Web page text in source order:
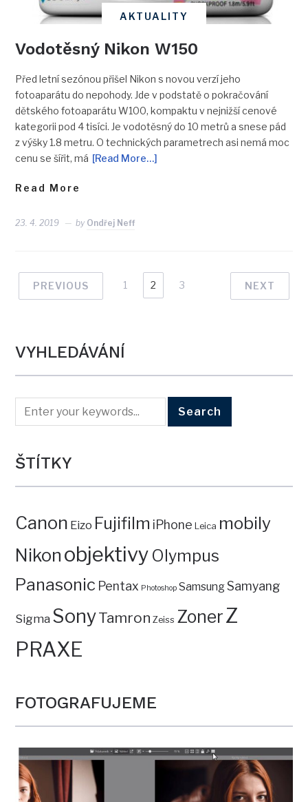
AKTUALITY
Vodotěsný Nikon W150
Před letní sezónou přišel Nikon s novou verzí jeho
fotoaparátu do nepohody. Jde v podstatě o pokračování
dětského fotoaparátu W100, kompaktu v nejnižší cenové
kategorii pod 4 tisíci. Je vodotěsný do 10 metrů a snese pád
z výšky 1.8 metru. O technických parametrech asi nemá moc
cenu se šířit, má [Read More…]
Read More
23. 4. 2019 by Ondřej Neff
PREVIOUS 1 2 3 NEXT
VYHLEDÁVÁNÍ
ŠTÍTKY
Canon Eizo Fujifilm iPhone Leica mobily
Nikon objektivy Olympus
Panasonic Pentax Photoshop SamsungSamyang
Sigma SonyTamron Zeiss ZonerZ
PRAXE
FOTOGRAFUJEME